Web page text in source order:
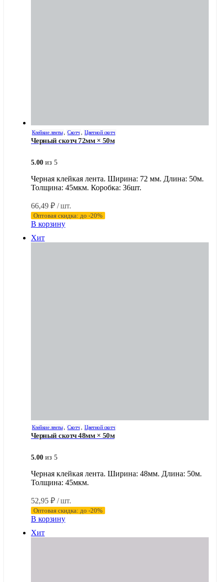
Клейкие ленты, Скотч , Цветной скотч
Черный скотч 72мм × 50м
5.00 из 5
Черная клейкая лента. Ширина: 72 мм. Длина: 50м.
Толщина: 45мкм. Коробка: 36шт.
66,49 ₽ / шт.
Оптовая скидка: до -20%
В корзину
Хит
Клейкие ленты, Скотч , Цветной скотч
Черный скотч 48мм × 50м
5.00 из 5
Черная клейкая лента. Ширина: 48мм. Длина: 50м.
Толщина: 45мкм.
52,95 ₽ / шт.
Оптовая скидка: до -20%
В корзину
Хит